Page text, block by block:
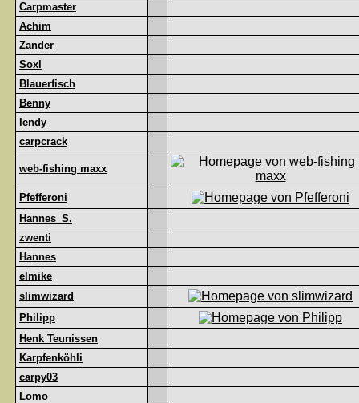
Carpmaster
Achim
Zander
Soxl
Blauerfisch
Benny
lendy
carpcrack
web-fishing maxx
Pfefferoni
Hannes_S.
zwenti
Hannes
elmike
slimwizard
Philipp
Henk Teunissen
Karpfenköhli
carpy03
Lomo